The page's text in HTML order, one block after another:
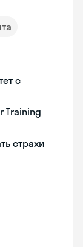
с
Training
страхи